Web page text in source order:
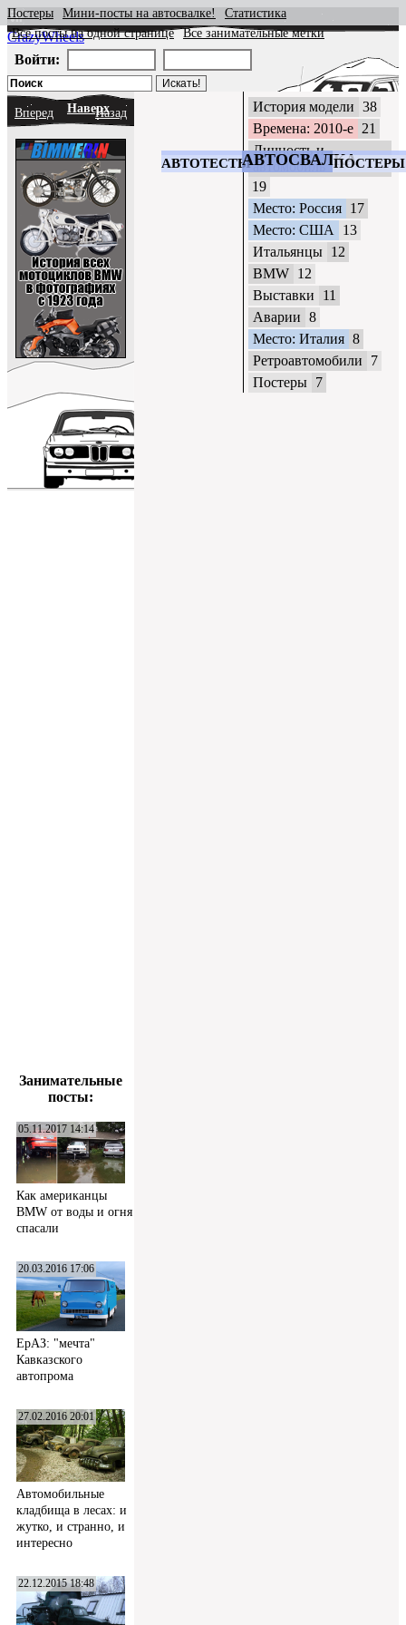
CrazyWheels
АВТОТЕСТЫАВТОСВАЛКАПОСТЕРЫ
Постеры Мини-посты на автосвалке!
Статистика
Все посты на одной странице
Все занимательные метки
Войти:
Вперед НаверхНазад
Занимательные
посты:
05.11.2017 14:14
Как американцы
BMW от воды и огня
спасали
20.03.2016 17:06
ЕрАЗ: "мечта"
Кавказского
автопрома
27.02.2016 20:01
Автомобильные
кладбища в лесах: и
жутко, и странно, и
интересно
22.12.2015 18:48
История модели 38
Времена: 2010-е 21
Личность и
автомобиль
19
Место: Россия 17
Место: США
13
Итальянцы 12
BMW 12
Выставки
11
Аварии 8
Место: Италия 8
Ретроавтомобили
7
Постеры 7